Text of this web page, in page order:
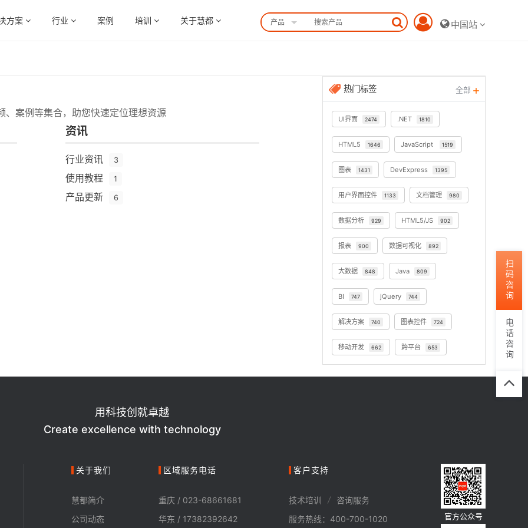
方案 行业 案例 培训 关于慧都 产品 中国站
、案例等集合，助您快速定位理想资源
资讯
行业资讯 3
使用教程 1
产品更新 6
热门标签 全部
UI界面 2474 .NET 1810
HTML5 1646 JavaScript 1519
图表 1431 DevExpress 1395
用户界面控件 1133 文档管理 980
数据分析 929 HTML5/JS 902
报表 900 数据可视化 892
大数据 848 Java 809
BI 747 jQuery 744
解决方案 740 图表控件 724
移动开发 662 跨平台 653
用科技创就卓越
Create excellence with technology
关于我们
慧都简介
公司动态
区域服务电话
重庆 / 023-68661681
华东 / 17382392642
客户支持
技术培训 /
咨询服务
服务热线：400-700-1020
官方公众号
扫码咨询
电话咨询